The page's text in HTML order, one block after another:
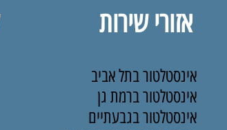
אזורי שירות
אינסטלטור בתל אביב
אינסטלטור ברמת גן
אינסטלטור בגבעתיים